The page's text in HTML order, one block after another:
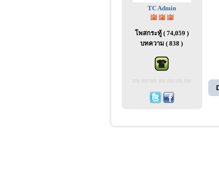
TC Admin
โพสกระทู้ ( 74,059 )
บทความ ( 838 )